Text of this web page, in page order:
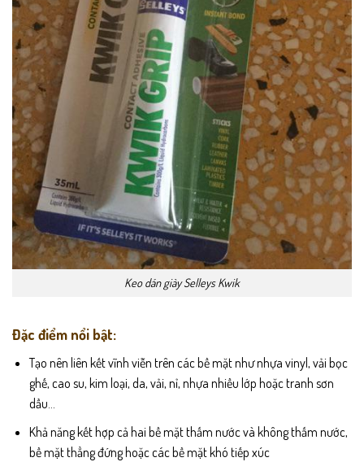
Keo dán giày Selleys Kwik
Đặc điểm nổi bật:
Tạo nên liên kết vĩnh viễn trên các bề mặt như nhựa vinyl, vải bọc
ghế, cao su, kim loại, da, vải, nỉ, nhựa nhiều lớp hoặc tranh sơn
dầu…
Khả năng kết hợp cả hai bề mặt thấm nước và không thấm nước,
bề mặt thẳng đứng hoặc các bề mặt khó tiếp xúc